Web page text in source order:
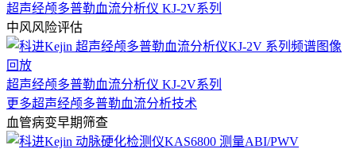
超声经颅多普勒血流分析仪 KJ-2V系列
中风风险评估
超声经颅多普勒血流分析仪 KJ-2V系列
更多超声经颅多普勒血流分析技术
血管病变早期筛查